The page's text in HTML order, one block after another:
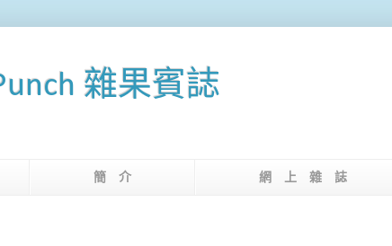
雜果賓誌
簡 介 網 上 雜 誌